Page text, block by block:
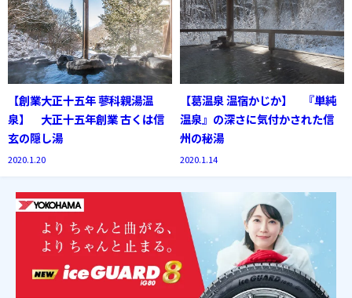
【創業大正十五年 蓼科親湯温
泉】 大正十五年創業 古くは信
玄の隠し湯
2020.1.20
【葛温泉 温宿かじか】 『単純
温泉』の深さに気付かされた信
州の秘湯
2020.1.14